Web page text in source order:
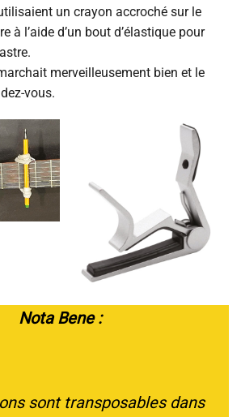
un crayon accroché sur le
à l’aide d’un bout d’élastique pour
merveilleusement bien et le
vous.
Nota Bene :
sont transposables dans